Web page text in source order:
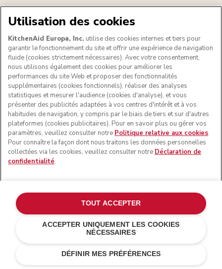
CHF 51,75 coûts CHF 17,25
Profitez d’une expérience optimale
Enregistrez vos appareils de cuisine pour une plus grande
tranquillité d’esprit. Vous recevrez des alertes
d’assistance si vous en avez besoin, ainsi qu’un guide
numérique gratuit sur une sélection de produits pour vous
aider à vous lancer.
ENREGISTREZ VOTRE APPAREIL
Service après-vente
Suivez votre commande
Conditions générales de vente
Expédition et livraison
La marque
Notre histoire
Trouver une boutique
CONDITIONS DE LA BOUTIQUE EN LIGNE
À PROPOS DE KITCHENAID
Utilisation des cookies
KitchenAid Europa, Inc. utilise des cookies internes et tiers pour
garantir le fonctionnement du site et offrir une expérience de navigation
fluide (cookies strictement nécessaires). Avec votre consentement,
nous utilisons également des cookies pour améliorer les
performances du site Web et proposer des fonctionnalités
supplémentaires (cookies fonctionnels), réaliser des analyses
statistiques et mesurer l'audience (cookies d'analyse), et vous
présenter des publicités adaptées à vos centres d'intérêt et à vos
habitudes de navigation, y compris par le biais de tiers et sur d'autres
plateformes (cookies publicitaires). Pour en savoir plus ou gérer vos
paramètres, veuillez consulter notre Politique relative aux cookies.
Pour connaître la façon dont nous traitons les données personnelles
collectées via les cookies, veuillez consulter notre Déclaration de
confidentialité.
DÉFINIR MES PRÉFÉRENCES
ACCEPTER UNIQUEMENT LES COOKIES
NÉCESSAIRES
TOUT ACCEPTER